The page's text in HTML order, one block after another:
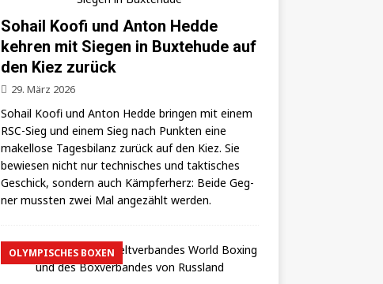
Sohail Koofi und Anton Hedde
kehren mit Siegen in Buxtehude auf
den Kiez zurück
29. März 2026
Sohail Koo­fi und Anton Hed­de brin­gen mit einem
RSC-Sieg und einem Sieg nach Punk­ten eine
makel­lo­se Tages­bi­lanz zurück auf den Kiez. Sie
bewie­sen nicht nur tech­ni­sches und tak­ti­sches
Geschick, son­dern auch Kämp­fer­herz: Bei­de Geg­
ner muss­ten zwei Mal ange­zählt werden.
OLYMPISCHES BOXEN